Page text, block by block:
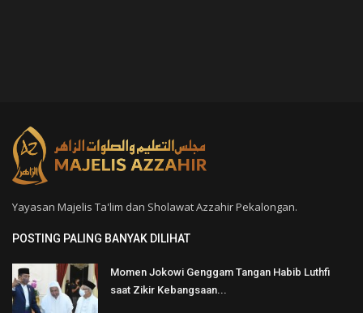
Yayasan Majelis Ta'lim dan Sholawat Azzahir Pekalongan.
POSTING PALING BANYAK DILIHAT
Momen Jokowi Genggam Tangan Habib Luthfi
saat Zikir Kebangsaan...